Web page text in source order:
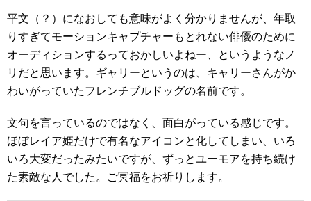
平文（？）になおしても意味がよく分かりませんが、年取
りすぎてモーションキャプチャーもとれない俳優のために
オーディションするっておかしいよねー、というようなノ
リだと思います。ギャリーというのは、キャリーさんがか
わいがっていたフレンチブルドッグの名前です。
文句を言っているのではなく、面白がっている感じです。
ほぼレイア姫だけで有名なアイコンと化してしまい、いろ
いろ大変だったみたいですが、ずっとユーモアを持ち続け
た素敵な人でした。ご冥福をお祈りします。